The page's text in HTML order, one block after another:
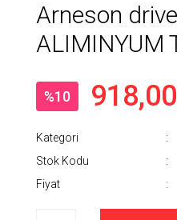
Arneson
ALIMINYUM
%10
Kategori
Stok Kodu
Fiyat